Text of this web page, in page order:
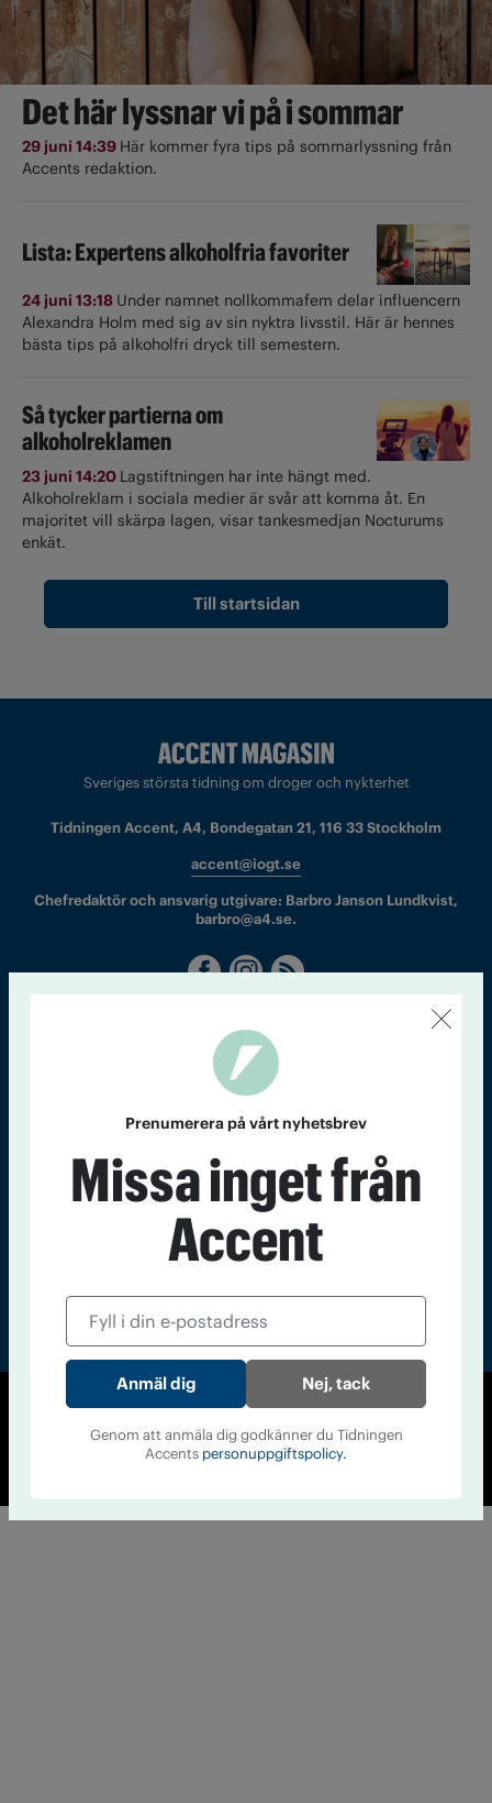
Det här lyssnar vi på i sommar
29 juni 14:39 Här kommer fyra tips på sommarlyssning från
Accents redaktion.
Lista: Expertens alkoholfria favoriter
24 juni 13:18 Under namnet nollkommafem delar influencern
Alexandra Holm med sig av sin nyktra livsstil. Här är hennes
bästa tips på alkoholfri dryck till semestern.
Så tycker partierna om
alkoholreklamen
23 juni 14:20 Lagstiftningen har inte hängt med.
Alkoholreklam i sociala medier är svår att komma åt. En
majoritet vill skärpa lagen, visar tankesmedjan Nocturums
enkät.
Till startsidan
Sveriges största tidning om droger och nykterhet
Tidningen Accent, A4, Bondegatan 21, 116 33 Stockholm
accent@iogt.se
Chefredaktör och ansvarig utgivare: Barbro Janson Lundkvist,
barbro@a4.se.
Tidningsarkiv
Läs tidigare
Accent
© Tidningen Accent 2026
Cookiepolicy
Personuppgiftspolicy
Prenumerera på vårt nyhetsbrev
Missa inget från
Accent
Nej, tack
Genom att anmäla dig godkänner du Tidningen
Accents personuppgiftspolicy.